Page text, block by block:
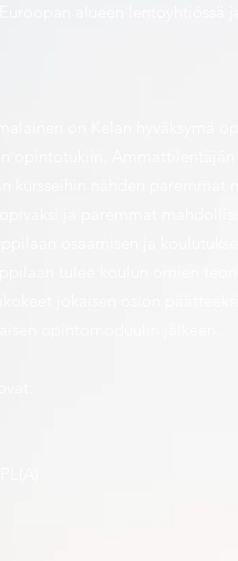
alueen lentoyhtiössä
on Kelan hyväksymä
opintotukiin.
kursseihin nähden paremmat
ja paremmat
osaamisen ja
tulee koulun omien
jokaisen osion
opintomoduulin jälkeen.